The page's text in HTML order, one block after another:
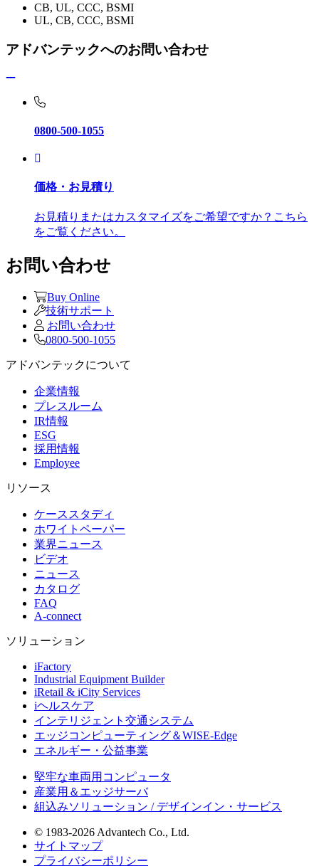
CB, UL, CCC, BSMI
UL, CB, CCC, BSMI
アドバンテックへのお問い合わせ
0800-500-1055
価格・お見積り
お見積りまたはカスタマイズをご希望ですか？こちら
をご覧ください。
お問い合わせ
Buy Online
技術サポート
お問い合わせ
0800-500-1055
アドバンテックについて
企業情報
プレスルーム
IR情報
ESG
採用情報
Employee
リソース
ケーススタディ
ホワイトペーパー
業界ニュース
ビデオ
ニュース
カタログ
FAQ
A-connect
ソリューション
iFactory
Industrial Equipment Builder
iRetail & iCity Services
iヘルスケア
インテリジェント交通システム
エッジコンピューティング＆WISE-Edge
エネルギー・公益事業
堅牢な車両用コンピュータ
産業用＆エッジサーバ
組込みソリューション / デザインイン・サービス
© 1983-2026 Advantech Co., Ltd.
サイトマップ
プライバシーポリシー